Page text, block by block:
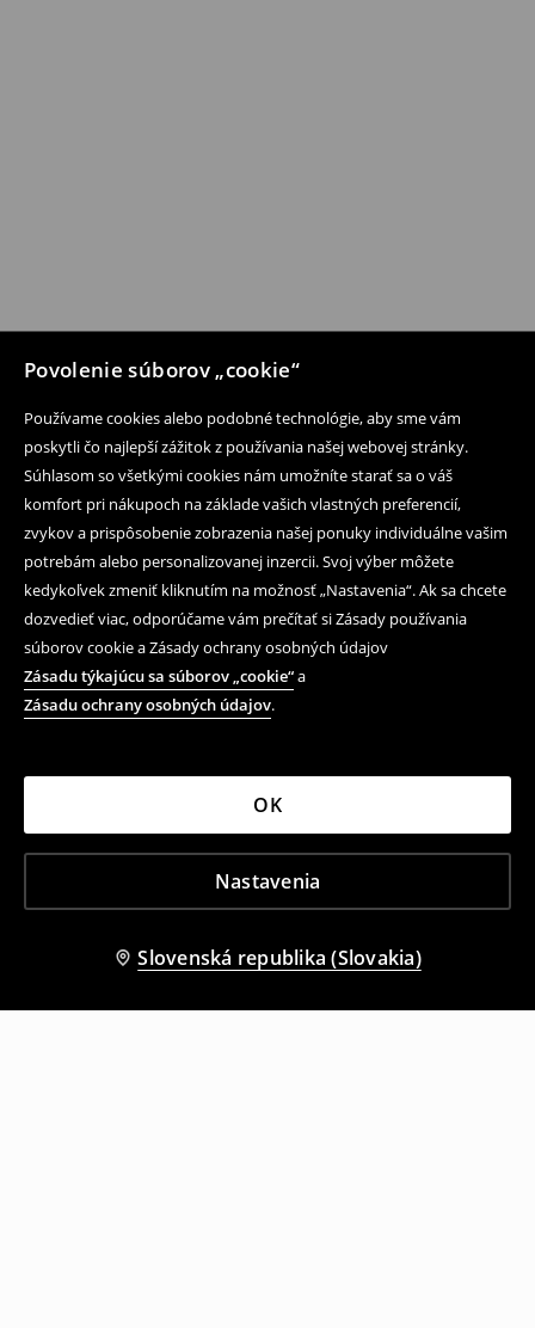
Povolenie súborov „cookie“
Používame cookies alebo podobné technológie, aby sme vám
poskytli čo najlepší zážitok z používania našej webovej stránky.
Súhlasom so všetkými cookies nám umožníte starať sa o váš
komfort pri nákupoch na základe vašich vlastných preferencií,
zvykov a prispôsobenie zobrazenia našej ponuky individuálne vašim
potrebám alebo personalizovanej inzercii. Svoj výber môžete
kedykoľvek zmeniť kliknutím na možnosť „Nastavenia“. Ak sa chcete
dozvedieť viac, odporúčame vám prečítať si Zásady používania
súborov cookie a Zásady ochrany osobných údajov
Zásadu týkajúcu sa súborov „cookie“a
Zásadu ochrany osobných údajov.
Nastavenia
OK
Slovenská republika (Slovakia)